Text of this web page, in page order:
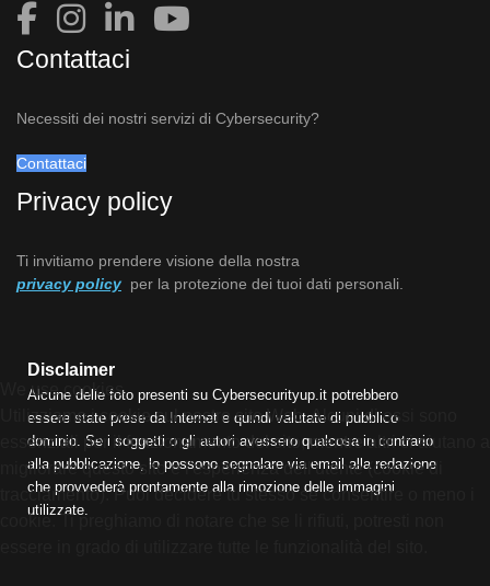
Contattaci
Necessiti dei nostri servizi di Cybersecurity?
Contattaci
Privacy policy
Ti invitiamo prendere visione della nostra
privacy policy per la protezione dei tuoi dati personali.
Disclaimer
Alcune delle foto presenti su Cybersecurityup.it potrebbero
essere state prese da Internet e quindi valutate di pubblico
dominio. Se i soggetti o gli autori avessero qualcosa in contrario
alla pubblicazione, lo possono segnalare via email alla redazione
che provvederà prontamente alla rimozione delle immagini
utilizzate.
We use cookies
Utilizziamo i cookie sul nostro sito Web. Alcuni di essi sono
essenziali per il funzionamento del sito, mentre altri ci aiutano a
migliorare questo sito e l'esperienza dell'utente (cookie di
tracciamento). Puoi decidere tu stesso se consentire o meno i
cookie. Ti preghiamo di notare che se li rifiuti, potresti non